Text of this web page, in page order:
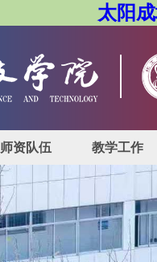
太阳
师资队伍 教学工作